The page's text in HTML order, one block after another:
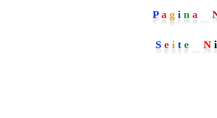
P a g i n a
S e i t e N i